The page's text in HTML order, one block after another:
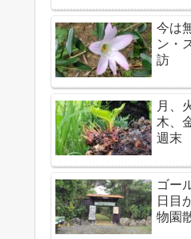
今は
ン・
訪
月、
木、
週末
ゴー
日目
物園